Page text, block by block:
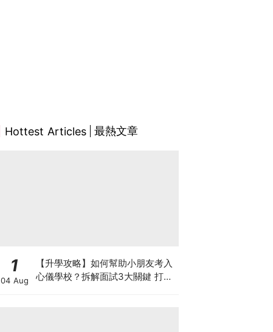
Hottest Articles 最熱文章
1
04 Aug
【升學攻略】如何幫助小朋友考入
心儀學校？拆解面試3大關鍵 打好